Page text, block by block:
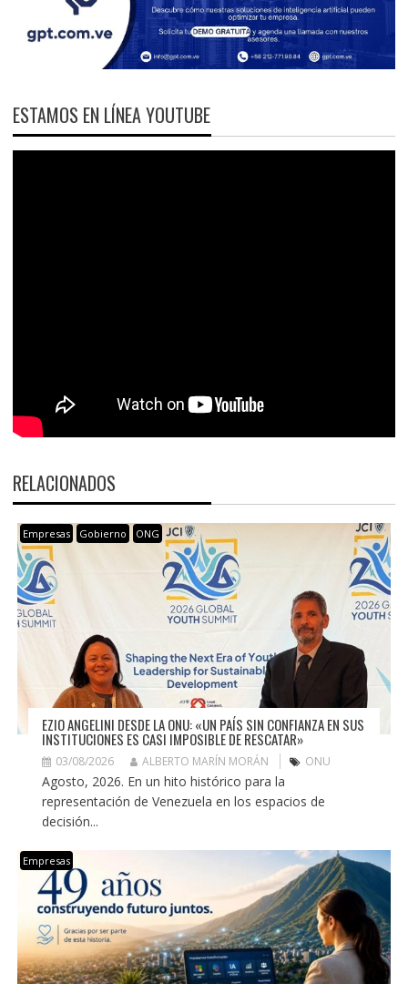
ESTAMOS EN LÍNEA YOUTUBE
RELACIONADOS
Empresas Gobierno ONG
EZIO ANGELINI DESDE LA ONU: «UN PAÍS SIN CONFIANZA EN SUS
INSTITUCIONES ES CASI IMPOSIBLE DE RESCATAR»
03/08/2026 ALBERTO MARÍN MORÁN ONU
Agosto, 2026. En un hito histórico para la
representación de Venezuela en los espacios de
decisión...
Empresas